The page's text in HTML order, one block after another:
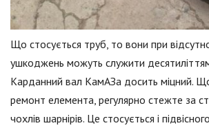
Що стосується труб, то вони при
ушкоджень можуть служити
Карданний вал КамАЗа досить міцний.
ремонт елемента, регулярно стежте за
чохлів шарнірів. Це стосується і